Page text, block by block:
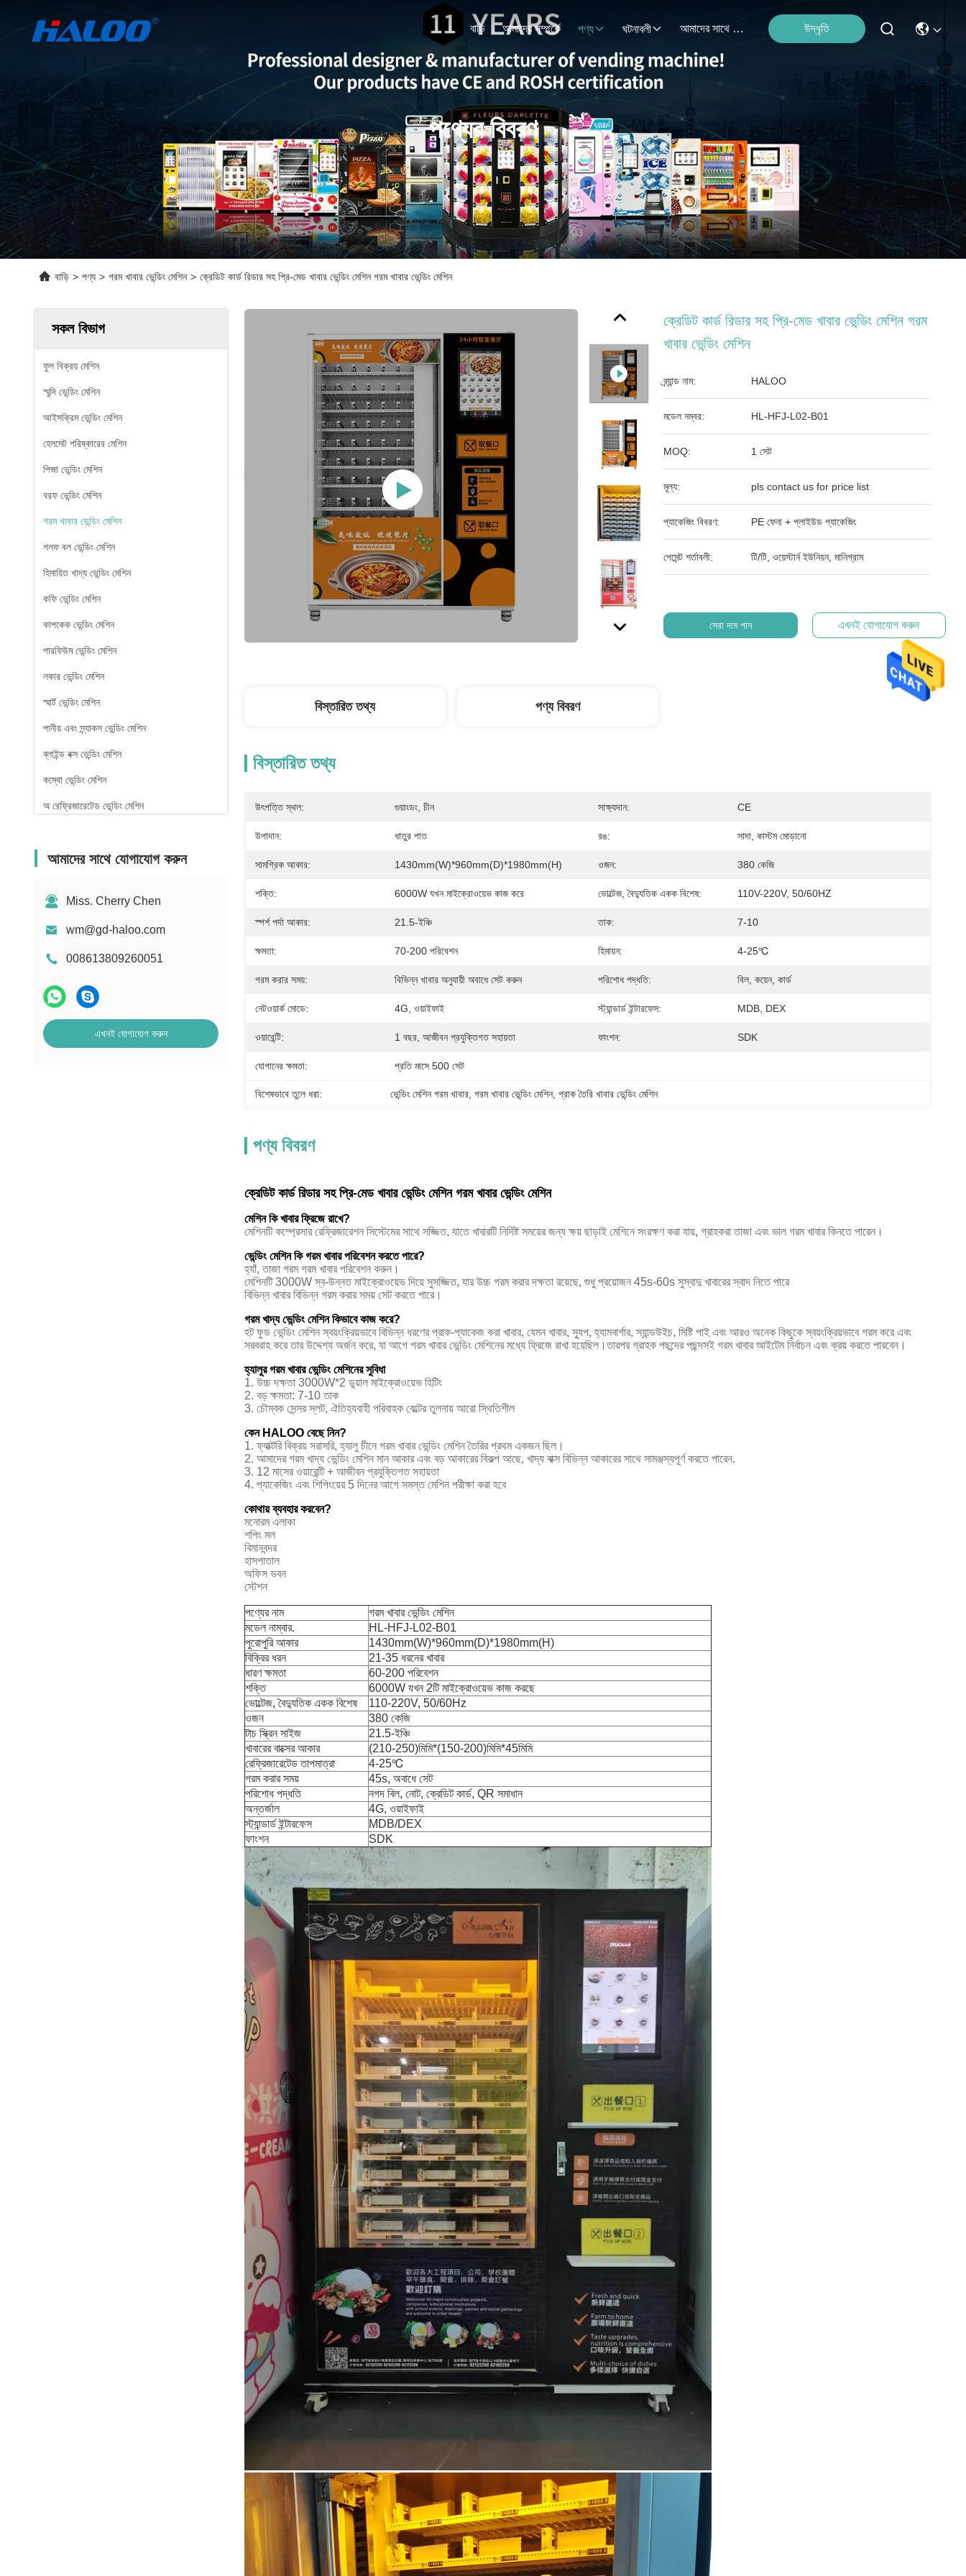
বাড়ি আমাদের সম্পর্কে পণ্য ঘটনাবলী আমাদের সাথে যোগাযোগ করুন উদ্ধৃতি
পণ্যের বিবরণ
বাড়ি > পণ্য > গরম খাবার ভেন্ডিং মেশিন > ক্রেডিট কার্ড রিডার সহ প্রি-মেড খাবার ভেন্ডিং মেশিন গরম খাবার ভেন্ডিং মেশিন
সকল বিভাগ
ফুল বিক্রয় মেশিন
স্মুদি ভেন্ডিং মেশিন
আইসক্রিম ভেন্ডিং মেশিন
হেলমেট পরিষ্কারের মেশিন
পিজা ভেন্ডিং মেশিন
বরফ ভেন্ডিং মেশিন
গরম খাবার ভেন্ডিং মেশিন
গলফ বল ভেন্ডিং মেশিন
হিমায়িত খাদ্য ভেন্ডিং মেশিন
কফি ভেন্ডিং মেশিন
কাপকেক ভেন্ডিং মেশিন
পারফিউম ভেন্ডিং মেশিন
লকার ভেন্ডিং মেশিন
স্মার্ট ভেন্ডিং মেশিন
পানীয় এবং স্ন্যাকস ভেন্ডিং মেশিন
ব্লাইন্ড বক্স ভেন্ডিং মেশিন
কম্বো ভেন্ডিং মেশিন
অ রেফ্রিজারেটেড ভেন্ডিং মেশিন
তরল ডিটারজেন্ট ভেন্ডিং মেশিন
সেক্স টয় ভেন্ডিং মেশিন
নখ বিক্রয় মেশিন
আমাদের সাথে যোগাযোগ করুন
Miss. Cherry Chen
wm@gd-haloo.com
008613809260051
এখনই যোগাযোগ করুন
ক্রেডিট কার্ড রিডার সহ প্রি-মেড খাবার ভেন্ডিং মেশিন গরম
খাবার ভেন্ডিং মেশিন
ব্র্যান্ড নাম: HALOO
মডেল নম্বর: HL-HFJ-L02-B01
MOQ: 1 সেট
মূল্য: pls contact us for price list
প্যাকেজিং বিবরণ: PE ফেনা + প্লাইউড প্যাকেজিং
পেমেন্ট শর্তাবলী: টি/টি, ওয়েস্টার্ন ইউনিয়ন, মানিগ্রাম
সেরা দাম পান এখনই যোগাযোগ করুন
বিস্তারিত তথ্য পণ্য বিবরণ
বিস্তারিত তথ্য
উৎপত্তি স্থল: গুয়াংডং, চীন সাক্ষ্যদান: CE
উপাদান: ধাতুর পাত রঙ: সাদা, কাস্টম মোড়ানো
সামগ্রিক আকার: 1430mm(W)*960mm(D)*1980mm(H) ওজন: 380 কেজি
শক্তি: 6000W যখন মাইক্রোওয়েভ কাজ করে ভোল্টেজ, বৈদ্যুতিক একক বিশেষ: 110V-220V, 50/60HZ
স্পর্শ পর্দা আকার: 21.5-ইঞ্চি তাক: 7-10
ক্ষমতা: 70-200 পরিবেশন হিমায়ন: 4-25℃
গরম করার সময়: বিভিন্ন খাবার অনুযায়ী অবাধে সেট করুন পরিশোধ পদ্ধতি: বিল, কয়েন, কার্ড
নেটওয়ার্ক মোডে: 4G, ওয়াইফাই স্ট্যান্ডার্ড ইন্টারফেস: MDB, DEX
ওয়ারেন্টি: 1 বছর, আজীবন প্রযুক্তিগত সহায়তা ফাংশন: SDK
যোগানের ক্ষমতা: প্রতি মাসে 500 সেট
বিশেষভাবে তুলে ধরা: ভেন্ডিং মেশিন গরম খাবার , গরম খাবার ভেন্ডিং মেশিন, প্রাক তৈরি খাবার ভেন্ডিং মেশিন
পণ্য বিবরণ
ক্রেডিট কার্ড রিডার সহ প্রি-মেড খাবার ভেন্ডিং মেশিন গরম খাবার ভেন্ডিং মেশিন
মেশিন কি খাবার ফ্রিজে রাখে?
মেশিনটি কম্প্রেসার রেফ্রিজারেশন সিস্টেমের সাথে সজ্জিত, যাতে খাবারটি নির্দিষ্ট সময়ের জন্য ক্ষয় ছাড়াই মেশিনে সংরক্ষণ করা যায়, গ্রাহকরা তাজা এবং ভাল গরম খাবার কিনতে পারেন।
ভেন্ডিং মেশিন কি গরম খাবার পরিবেশন করতে পারে?
হ্যাঁ, তাজা গরম গরম খাবার পরিবেশন করুন।
মেশিনটি 3000W স্ব-উন্নত মাইক্রোওয়েভ দিয়ে সুসজ্জিত, যার উচ্চ গরম করার দক্ষতা রয়েছে, শুধু প্রয়োজন 45s-60s সুস্বাদু খাবারের স্বাদ নিতে পারে
বিভিন্ন খাবার বিভিন্ন গরম করার সময় সেট করতে পারে।
গরম খাদ্য ভেন্ডিং মেশিন কিভাবে কাজ করে?
হট ফুড ভেন্ডিং মেশিন স্বয়ংক্রিয়ভাবে বিভিন্ন ধরণের প্রাক-প্যাকেজ করা খাবার, যেমন খাবার, স্যুপ, হ্যামবার্গার, স্যান্ডউইচ, মিষ্টি পাই এবং আরও অনেক কিছুকে স্বয়ংক্রিয়ভাবে গরম করে এবং
সরবরাহ করে তার উদ্দেশ্য অর্জন করে, যা আগে গরম খাবার ভেন্ডিং মেশিনের মধ্যে ফ্রিজে রাখা হয়েছিল।তারপর গ্রাহক পছন্দের পছন্দসই গরম খাবার আইটেম নির্বাচন এবং ক্রয় করতে পারবেন।
হ্যালুর গরম খাবার ভেন্ডিং মেশিনের সুবিধা
1. উচ্চ দক্ষতা 3000W*2 ডুয়াল মাইক্রোওয়েভ হিটিং
2. বড় ক্ষমতা: 7-10 তাক
3. চৌম্বক সেন্সর স্লট, ঐতিহ্যবাহী পরিবাহক বেল্টের তুলনায় আরো স্থিতিশীল
কেন HALOO বেছে নিন?
1. ফ্যাক্টরি বিক্রয় সরাসরি, হ্যালু চীনে গরম খাবার ভেন্ডিং মেশিন তৈরির প্রথম একজন ছিল।
2. আমাদের গরম খাদ্য ভেন্ডিং মেশিন মান আকার এবং বড় আকারের বিকল্প আছে, খাদ্য বাক্স বিভিন্ন আকারের সাথে সামঞ্জস্যপূর্ণ করতে পারেন.
3. 12 মাসের ওয়ারেন্টি + আজীবন প্রযুক্তিগত সহায়তা
4. প্যাকেজিং এবং শিপিংয়ের 5 দিনের আগে সমস্ত মেশিন পরীক্ষা করা হবে
কোথায় ব্যবহার করবেন?
মনোরম এলাকা
শপিং মল
বিমানবন্দর
হাসপাতাল
অফিস ভবন
স্টেশন
পণ্যের নাম
গরম খাবার ভেন্ডিং মেশিন
মডেল নাম্বার.
HL-HFJ-L02-B01
পুরোপুরি আকার
1430mm(W)*960mm(D)*1980mm(H)
বিক্রির ধরন
21-35 ধরনের খাবার
ধারণ ক্ষমতা
60-200 পরিবেশন
শক্তি
6000W যখন 2টি মাইক্রোওয়েভ কাজ করছে
ভোল্টেজ, বৈদ্যুতিক একক বিশেষ
110-220V, 50/60Hz
ওজন
380 কেজি
টাচ স্ক্রিন সাইজ
21.5-ইঞ্চি
খাবারের বাক্সের আকার
(210-250)মিমি*(150-200)মিমি*45মিমি
রেফ্রিজারেটেড তাপমাত্রা
4-25℃
গরম করার সময়
45s, অবাধে সেট
পরিশোধ পদ্ধতি
নগদ বিল, নোট, ক্রেডিট কার্ড, QR সমাধান
অন্তর্জাল
4G, ওয়াইফাই
স্ট্যান্ডার্ড ইন্টারফেস
MDB/DEX
ফাংশন
SDK